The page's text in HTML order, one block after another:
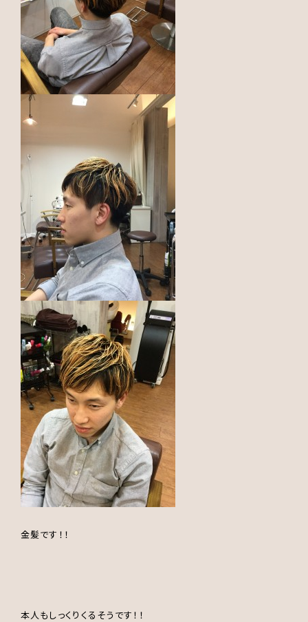
金髪です！！
本人もしっくりくるそうです！！